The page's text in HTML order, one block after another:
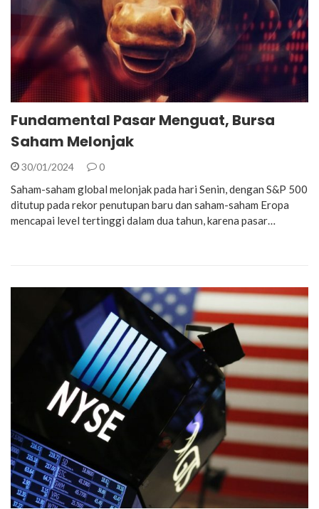
Fundamental Pasar Menguat, Bursa
Saham Melonjak
30/01/2024 0
Saham-saham global melonjak pada hari Senin, dengan S&P 500
ditutup pada rekor penutupan baru dan saham-saham Eropa
mencapai level tertinggi dalam dua tahun, karena pasar…